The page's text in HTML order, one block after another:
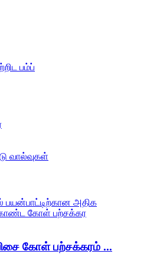
பம்ப்
வால்வுகள்
கோள் பற்சக்கரம் ...